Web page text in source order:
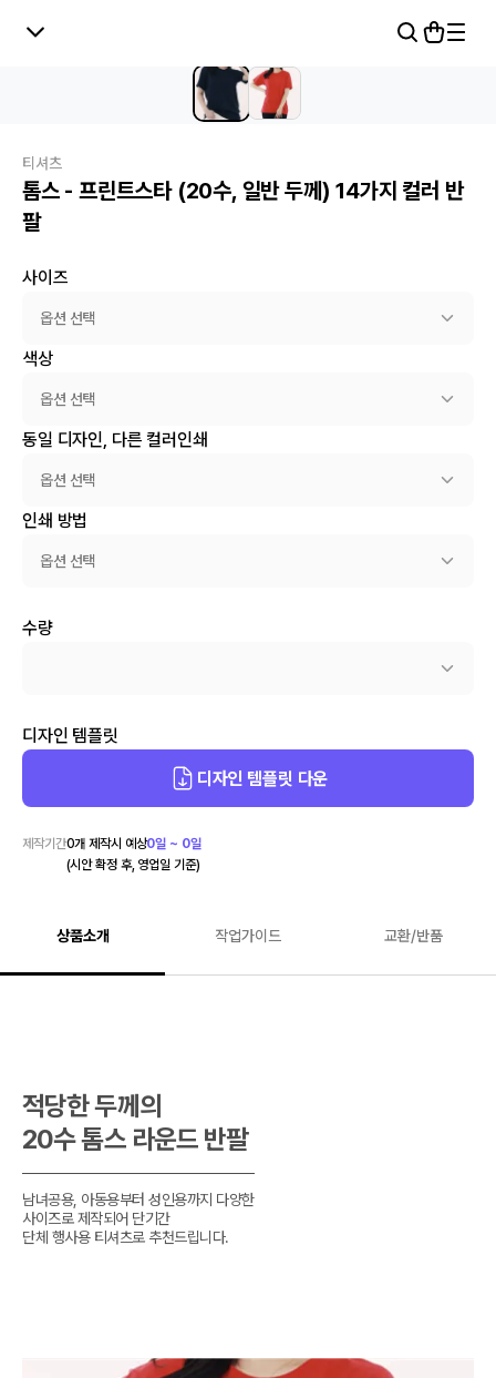
티셔츠
톰스 - 프린트스타 (20수, 일반 두께) 14가지 컬러 반
팔
사이즈
옵션 선택
색상
옵션 선택
동일 디자인, 다른 컬러인쇄
옵션 선택
인쇄 방법
옵션 선택
수량
디자인 템플릿
디자인 템플릿 다운
제작기간0개 제작시 예상0일 ~ 0일
(시안 확정 후, 영업일 기준)
상품소개 작업가이드 교환/반품
적당한 두께의
20수 톰스 라운드 반팔
남녀공용, 아동용부터 성인용까지 다양한
사이즈로 제작되어 단기간
단체 행사용 티셔츠로 추천드립니다.